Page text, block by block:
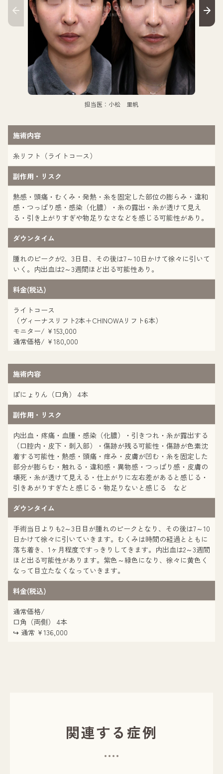
担当医：小松 里帆
施術内容
糸リフト（ライトコース）
副作用・リスク
熱感・頭痛・むくみ・発熱・糸を固定した部位の膨らみ・違和
感・つっぱり感・感染（化膿）・糸の露出・糸が透けて見え
る・引き上がりすぎや物足りなさなどを感じる可能性があり。
ダウンタイム
腫れのピークが2、3日目、その後は7～10日かけて徐々に引いて
いく。内出血は2～3週間ほど出る可能性あり。
料金(税込)
ライトコース
（ヴィーナスリフト2本＋CHINOWAリフト6本）
モニター/ ¥153,000
通常価格/ ¥180,000
施術内容
ぽにょりん（口角） 4本
副作用・リスク
内出血・疼痛・血腫・感染（化膿）・引きつれ・糸が露出する
（口腔内・皮下・刺入部）・傷跡が残る可能性・傷跡が色素沈
着する可能性・熱感・頭痛・痒み・皮膚が凹む・糸を固定した
部分が膨らむ・触れる・違和感・異物感・つっぱり感・皮膚の
壊死・糸が透けて見える・仕上がりに左右差があると感じる・
引きあがりすぎたと感じる・物足りないと感じる など
ダウンタイム
手術当日よりも2～3日目が腫れのピークとなり、その後は7～10
日かけて徐々に引いていきます。むくみは時間の経過とともに
落ち着き、1ヶ月程度ですっきりしてきます。内出血は2～3週間
ほど出る可能性があります。紫色～緑色になり、徐々に黄色く
なって目立たなくなっていきます。
料金(税込)
通常価格/
口角（両側） 4本
↪︎ 通常 ¥136,000
関連する症例